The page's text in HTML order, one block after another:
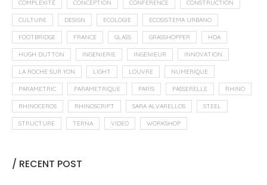
COMPLEXITÉ CONCEPTION CONFERENCE CONSTRUCTION
CULTURE DESIGN ECOLOGIE ECOSISTEMA URBANO
FOOTBRIDGE FRANCE GLASS GRASSHOPPER HDA
HUGH DUTTON INGENIERIE INGENIEUR INNOVATION
LA ROCHE SUR YON LIGHT LOUVRE NUMERIQUE
PARAMETRIC PARAMETRIQUE PARIS PASSERELLE RHINO
RHINOCEROS RHINOSCRIPT SARA ALVARELLOS STEEL
STRUCTURE TERNA VIDEO WORKSHOP
/ RECENT POST